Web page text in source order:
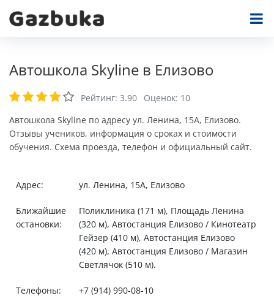
Автошкола Skyline в Елизово
Рейтинг: 3.90 Оценок: 10
Автошкола Skyline по адресу ул. Ленина, 15А, Елизово.
Отзывы учеников, информация о сроках и стоимости
обучения. Схема проезда, телефон и официальный сайт.
Адрес: ул. Ленина, 15А, Елизово
Ближайшие
остановки:
Поликлиника (171 м), Площадь Ленина
(320 м), Автостанция Елизово / Кинотеатр
Гейзер (410 м), Автостанция Елизово
(420 м), Автостанция Елизово / Магазин
Светлячок (510 м).
Телефоны: +7 (914) 990-08-10